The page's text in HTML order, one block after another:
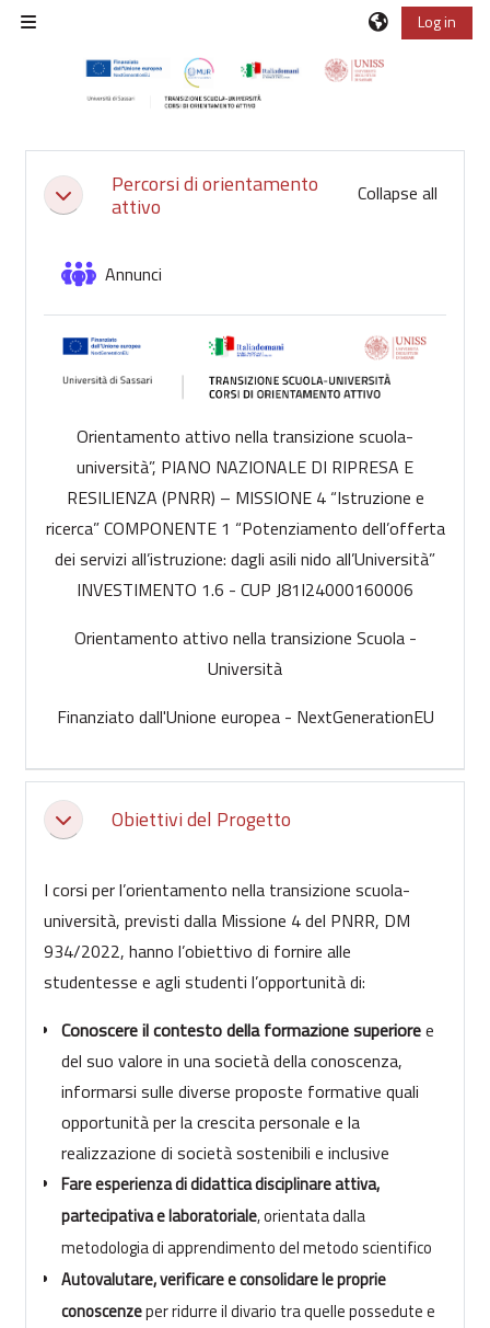
Skip to main content
Log in
Section outline
Collapse
Percorsi di orientamento
attivo Collapse all
Annunci
Orientamento attivo nella transizione scuola-
università”, PIANO NAZIONALE DI RIPRESA E
RESILIENZA (PNRR) – MISSIONE 4 “Istruzione e
ricerca” COMPONENTE 1 “Potenziamento dell’offerta
dei servizi all’istruzione: dagli asili nido all’Università”
INVESTIMENTO 1.6 - CUP J81I24000160006
Orientamento attivo nella transizione Scuola -
Università
Finanziato dall'Unione europea - NextGenerationEU
Collapse Obiettivi del Progetto
I corsi per l’orientamento nella transizione scuola-
università, previsti dalla Missione 4 del PNRR, DM
934/2022, hanno l’obiettivo di fornire alle
studentesse e agli studenti l’opportunità di:
Conoscere il contesto della formazione superioree
del suo valore in una società della conoscenza,
informarsi sulle diverse proposte formative quali
opportunità per la crescita personale e la
realizzazione di società sostenibili e inclusive
Fare esperienza di didattica disciplinare attiva,
partecipativa e laboratoriale, orientata dalla
metodologia di apprendimento del metodo scientifico
Autovalutare, verificare e consolidare le proprie
conoscenzeper ridurre il divario tra quelle possedute e